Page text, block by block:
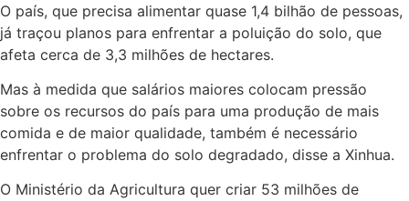
O país, que precisa alimentar quase 1,4 bilhão de pessoas,
já traçou planos para enfrentar a poluição do solo, que
afeta cerca de 3,3 milhões de hectares.
Mas à medida que salários maiores colocam pressão
sobre os recursos do país para uma produção de mais
comida e de maior qualidade, também é necessário
enfrentar o problema do solo degradado, disse a Xinhua.
O Ministério da Agricultura quer criar 53 milhões de